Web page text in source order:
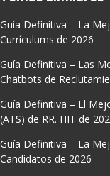
Guía Definitiva – La
Currículums de 2026
Guía Definitiva – Las
Chatbots de
Guía Definitiva – El
(ATS) de RR. HH. de
Guía Definitiva – La
Candidatos de 2026